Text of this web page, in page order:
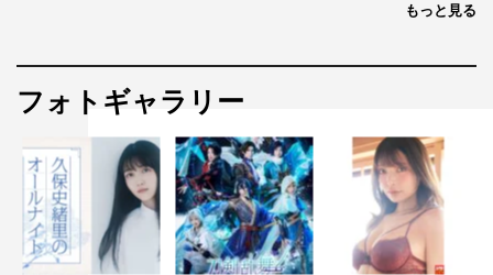
もっと見る
フォトギャラリー